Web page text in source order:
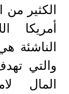
الكثير من
الناشئة
والتي
المال